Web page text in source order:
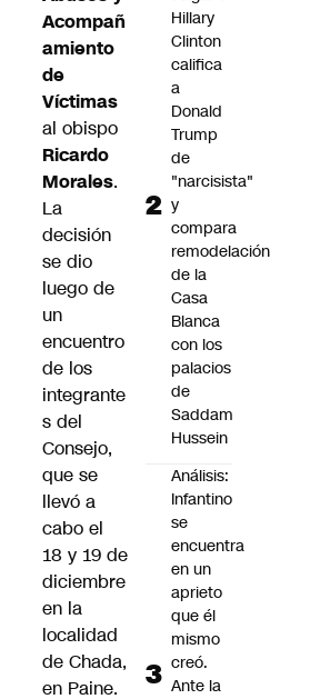
Acompañ
amiento
de
Víctimas
al obispo
Ricardo
Morales.
La
decisión
se dio
luego de
un
encuentro
de los
integrante
s del
Consejo,
que se
llevó a
cabo el
18 y 19 de
diciembre
en la
localidad
de Chada,
en Paine.
Hillary
Clinton
califica
a
Donald
Trump
de
"narcisista"
y
compara
remodelación
de la
Casa
Blanca
con los
palacios
de
Saddam
Hussein
Análisis:
Infantino
se
encuentra
en un
aprieto
que él
mismo
creó.
Ante la